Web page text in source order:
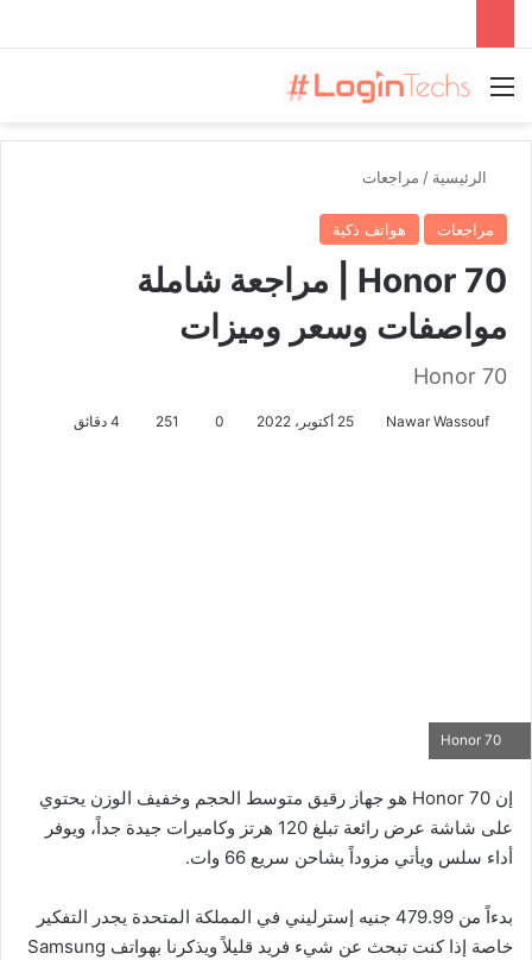
القائمة
الرئيسية / مراجعات
مراجعات هواتف ذكية
Honor 70 | مراجعة شاملة
مواصفات وسعر وميزات
Honor 70
Nawar Wassouf 25 أكتوبر، 2022 0
251
إن Honor 70 هو جهاز رقيق متوسط الحجم وخفيف الوزن يحتوي
على شاشة عرض رائعة تبلغ 120 هرتز وكاميرات جيدة جداً، ويوفر
أداء سلس ويأتي مزوداً بشاحن سريع 66 وات.
بدءاً من 479.99 جنيه إسترليني في المملكة المتحدة يجدر التفكير
خاصة إذا كنت تبحث عن شيء فريد قليلاً ويذكرنا بهواتف Samsung